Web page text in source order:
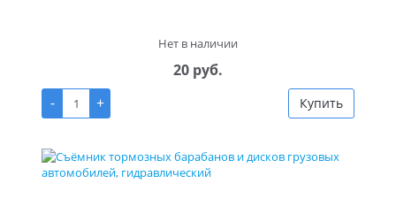
Нет в наличии
20 руб.
-
+ Купить